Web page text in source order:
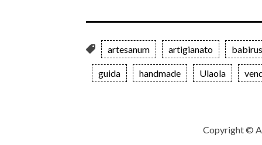
artesanum artigianato
guida handmade Ulaola
Copyright ©